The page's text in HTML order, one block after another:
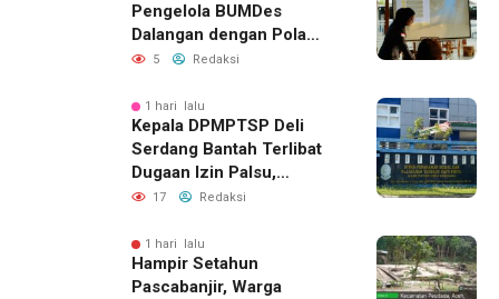
Pengelola BUMDes
Dalangan dengan Pola
Pikir Inovatif
5 Redaksi
1 hari lalu
Kepala DPMPTSP Deli
Serdang Bantah Terlibat
Dugaan Izin Palsu,
Tegaskan Proses
Jalur Resmi
17 Redaksi
1 hari lalu
Hampir Setahun
Pascabanjir, Warga